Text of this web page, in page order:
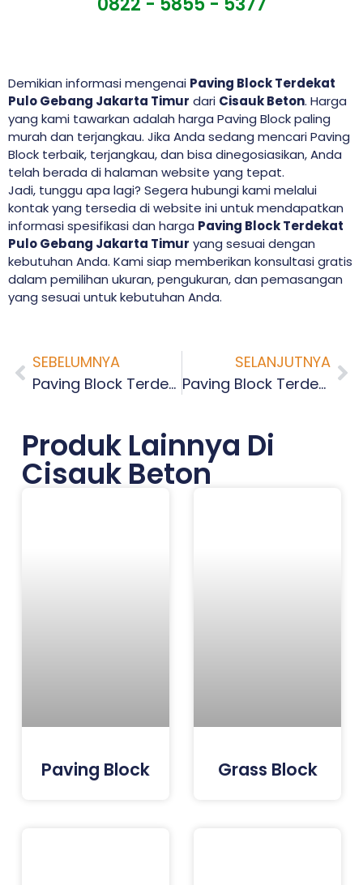
Demikian informasi mengenai Paving Block Terdekat
Pulo Gebang Jakarta Timur dari Cisauk Beton. Harga
yang kami tawarkan adalah harga Paving Block paling
murah dan terjangkau. Jika Anda sedang mencari Paving
Block terbaik, terjangkau, dan bisa dinegosiasikan, Anda
telah berada di halaman website yang tepat.
Jadi, tunggu apa lagi? Segera hubungi kami melalui
kontak yang tersedia di website ini untuk mendapatkan
informasi spesifikasi dan harga Paving Block Terdekat
Pulo Gebang Jakarta Timur yang sesuai dengan
kebutuhan Anda. Kami siap memberikan konsultasi gratis
dalam pemilihan ukuran, pengukuran, dan pemasangan
yang sesuai untuk kebutuhan Anda.
SEBELUMNYA
Paving Block Terdekat Penggilingan Jakarta Timur
SELANJUTNYA
Paving Block Terdekat Rawa Terate Jakarta Timur
Produk Lainnya Di
Cisauk Beton
Paving Block Grass Block